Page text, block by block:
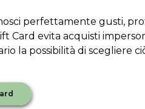
perfettamente gusti,
Card evita acquisti
la possibilità di scegliere